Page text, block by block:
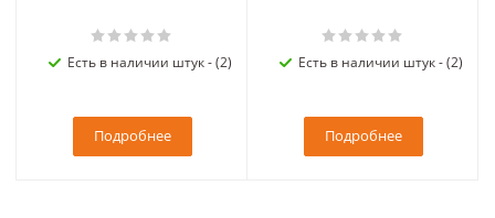
Есть в наличии штук - (2)
Подробнее
Есть в наличии штук - (2)
Подробнее